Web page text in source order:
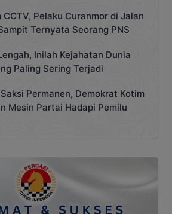
CCTV, Pelaku Curanmor di Jalan
Ternyata Seorang PNS
Inilah Kejahatan Dunia
Paling Sering Terjadi
Permanen, Demokrat Kotim
Mesin Partai Hadapi Pemilu